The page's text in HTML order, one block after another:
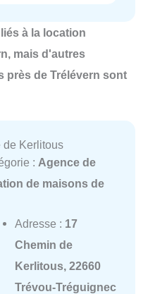
à la location
mais d'autres
près de Trélévern sont
de Kerlitous
: Agence de
de maisons de
Adresse : 17
Chemin de
Kerlitous, 22660
Trévou-Tréguignec